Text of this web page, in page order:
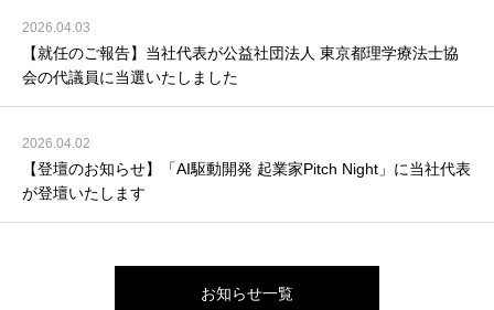
2026.04.03
【就任のご報告】当社代表が公益社団法人 東京都理学療法士協
会の代議員に当選いたしました
2026.04.02
【登壇のお知らせ】「AI駆動開発 起業家Pitch Night」に当社代表
が登壇いたします
お知らせ一覧